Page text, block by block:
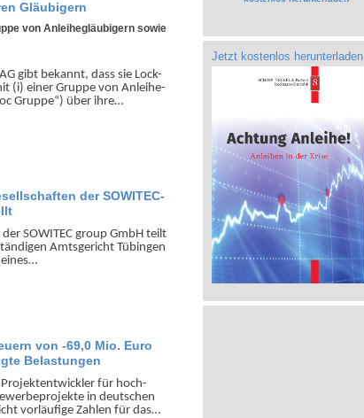
Gläubigern
von Anleihegläubigern sowie
gibt bekannt, dass sie Lock-
(i) einer Gruppe von Anleihe­
Gruppe“) über ihre…
der SOWITEC-
SOWITEC group GmbH teilt
Amts­gericht Tübingen
von -69,0 Mio. Euro
Belastungen
Projekt­ent­wickler für hoch­
in deutschen
vorläufige Zahlen für das…
Jetzt kostenlos herunterladen